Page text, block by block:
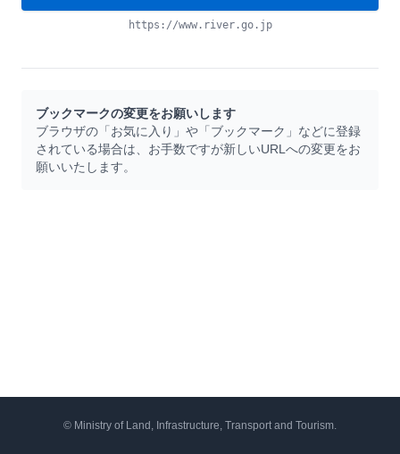
https://www.river.go.jp
ブックマークの変更をお願いします
ブラウザの「お気に入り」や「ブックマーク」などに登録
されている場合は、お手数ですが新しいURLへの変更をお
願いいたします。
© Ministry of Land, Infrastructure, Transport and Tourism.